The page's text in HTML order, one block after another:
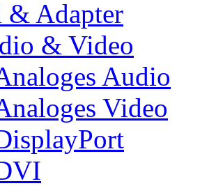
& Adapter
& Video
Audio
Video